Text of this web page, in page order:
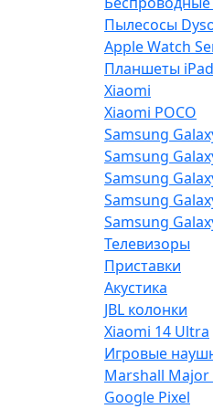
Пылесосы
Apple Watch
Планшеты
Xiaomi
Xiaomi POCO
Samsung
Samsung
Samsung
Samsung
Samsung
Телевизоры
Приставки
Акустика
JBL колонки
Xiaomi 14 Ultra
Игровые
Marshall Major
Google Pixel